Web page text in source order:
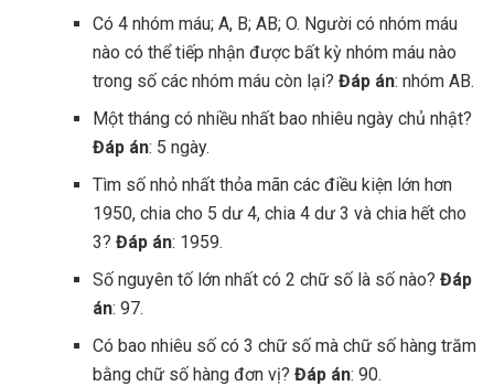
Có 4 nhóm máu; A, B; AB; O. Người có nhóm máu
nào có thể tiếp nhận được bất kỳ nhóm máu nào
trong số các nhóm máu còn lại? Đáp án: nhóm AB.
Một tháng có nhiều nhất bao nhiêu ngày chủ nhật?
Đáp án: 5 ngày.
Tìm số nhỏ nhất thỏa mãn các điều kiện lớn hơn
1950, chia cho 5 dư 4, chia 4 dư 3 và chia hết cho
3? Đáp án: 1959.
Số nguyên tố lớn nhất có 2 chữ số là số nào? Đáp
án: 97.
Có bao nhiêu số có 3 chữ số mà chữ số hàng trăm
bằng chữ số hàng đơn vị? Đáp án: 90.